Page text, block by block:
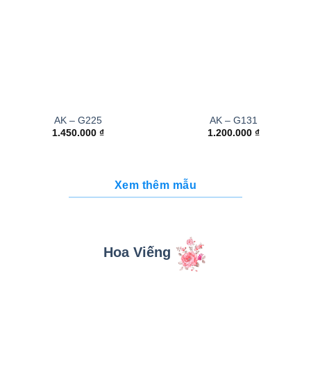
AK – G225
1.450.000 ₫
AK – G131
1.200.000 ₫
Xem thêm mẫu
Hoa Viếng